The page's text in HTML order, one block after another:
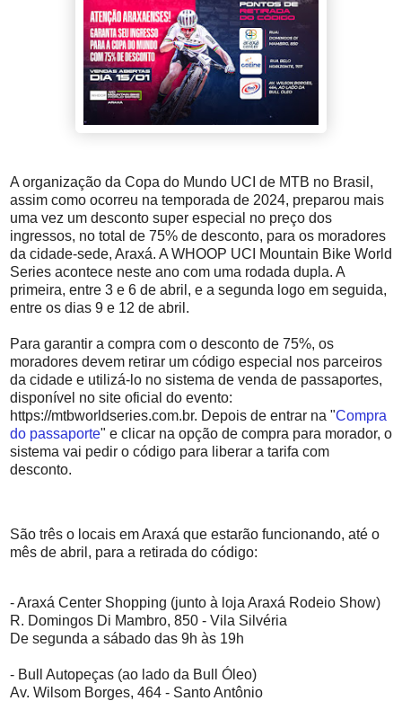
A organização da Copa do Mundo UCI de MTB no Brasil,
assim como ocorreu na temporada de 2024, preparou mais
uma vez um desconto super especial no preço dos
ingressos, no total de 75% de desconto, para os moradores
da cidade-sede, Araxá. A WHOOP UCI Mountain Bike World
Series acontece neste ano com uma rodada dupla. A
primeira, entre 3 e 6 de abril, e a segunda logo em seguida,
entre os dias 9 e 12 de abril.
Para garantir a compra com o desconto de 75%, os
moradores devem retirar um código especial nos parceiros
da cidade e utilizá-lo no sistema de venda de passaportes,
disponível no site oficial do evento:
https://mtbworldseries.com.br. Depois de entrar na "Compra
do passaporte" e clicar na opção de compra para morador, o
sistema vai pedir o código para liberar a tarifa com
desconto.
São três o locais em Araxá que estarão funcionando, até o
mês de abril, para a retirada do código:
- Araxá Center Shopping (junto à loja Araxá Rodeio Show)
R. Domingos Di Mambro, 850 - Vila Silvéria
De segunda a sábado das 9h às 19h
- Bull Autopeças (ao lado da Bull Óleo)
Av. Wilsom Borges, 464 - Santo Antônio